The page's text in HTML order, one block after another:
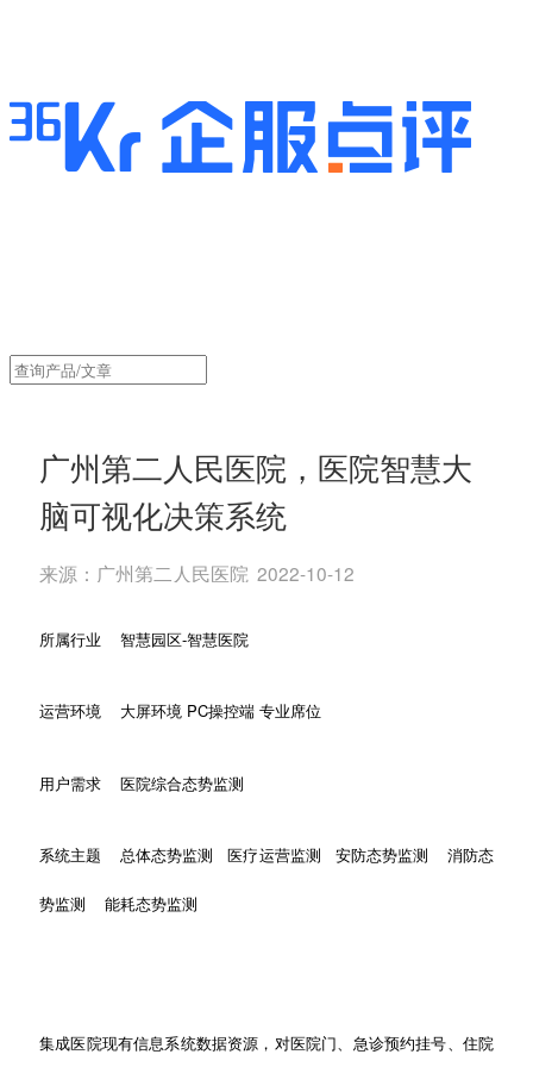
广州第二人民医院，医院智慧大
脑可视化决策系统
来源： 广州第二人民医院 2022-10-12
所属行业智慧园区-智慧医院
运营环境 大屏环境 PC操控端 专业席位
用户需求医院综合态势监测
系统主题 总体态势监测 医疗运营监测 安防态势监测 消防态
势监测 能耗态势监测
集成医院现有信息系统数据资源，对医院门、急诊预约挂号、住院